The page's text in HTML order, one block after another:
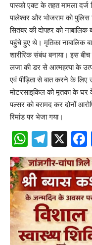
पास्को एक्ट के तहत मामला दर्ज
पालेश्वर और भोजराम को
सितंबर की दोपहर को
पहुंचे हुए थे। मृतिका नाबालिक
शारीरिक संबंध बनाया। इस
लजा की डर से आत्महत्या के
एवं पीड़िता से बात करने के
मोटरसाइकिल को मृतका के घर
पल्सर को बरामद कर दोनों
रिमांड पर भेजा गया।
X